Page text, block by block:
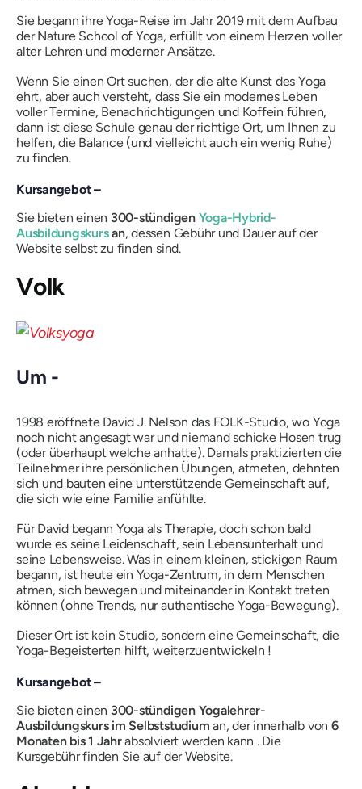
Sie begann ihre Yoga-Reise im Jahr 2019 mit dem Aufbau
der Nature School of Yoga, erfüllt von einem Herzen voller
alter Lehren und moderner Ansätze.
Wenn Sie einen Ort suchen, der die alte Kunst des Yoga
ehrt, aberauch versteht, dass Sie ein modernes Leben
voller Termine, Benachrichtigungen und Koffein führen,
dann ist diese Schule genau der richtige Ort, um Ihnen zu
helfen, die Balance (und vielleicht auch ein wenig Ruhe)
zu finden.
Kursangebot –
Sie bieten einen 300-stündigen Yoga-Hybrid-
Ausbildungskursan, dessen Gebühr und Dauer auf der
Website selbst zu finden sind.
Volk
Um -
1998 eröffnete David J. Nelson das FOLK-Studio, wo Yoga
noch nicht angesagt war und niemand schicke Hosen trug
(oder überhaupt welche anhatte). Damals praktizierten die
Teilnehmer ihre persönlichen Übungen, atmeten, dehnten
sich und bauten eine unterstützende Gemeinschaft auf,
die sich wie eine Familie anfühlte.
Für David begann Yoga als Therapie, doch schon bald
wurde es seine Leidenschaft, sein Lebensunterhalt und
seine Lebensweise. Was in einem kleinen, stickigen Raum
begann, ist heute ein Yoga-Zentrum, in dem Menschen
atmen, sich bewegen und miteinander in Kontakt treten
können (ohne Trends, nur authentische Yoga-Bewegung).
Dieser Ort ist kein Studio, sondern eine Gemeinschaft, die
Yoga-Begeisterten hilft, weiterzuentwickeln !
Kursangebot –
Sie bieten einen 300-stündigen Yogalehrer-
Ausbildungskurs im Selbststudium an, der innerhalb von 6
Monaten bis 1 Jahrabsolviert werden kann . Die
Kursgebühr finden Sie auf der Website.